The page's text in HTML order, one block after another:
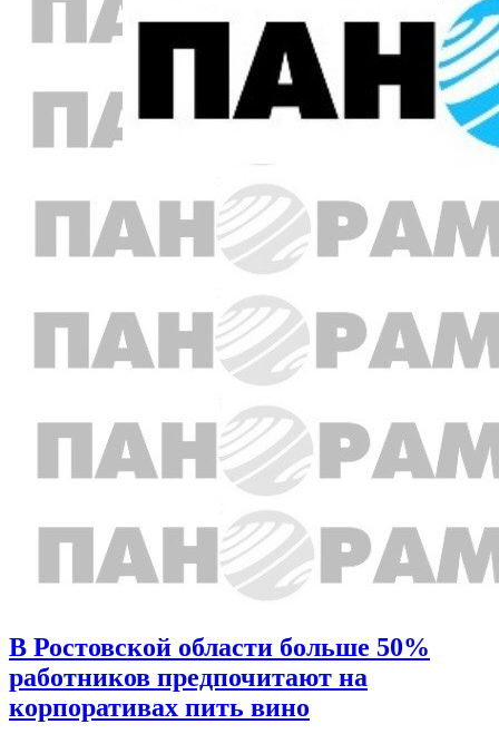
В Ростовской области больше 50%
работников предпочитают на
корпоративах пить вино